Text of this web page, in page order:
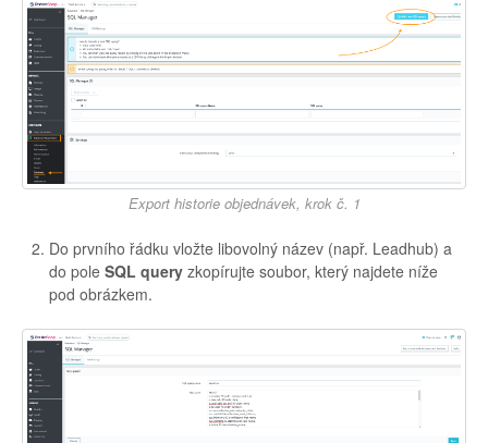
Export historie objednávek, krok č. 1
Do prvního řádku vložte libovolný název (např. Leadhub) a
do pole SQL query zkopírujte soubor, který najdete níže
pod obrázkem.